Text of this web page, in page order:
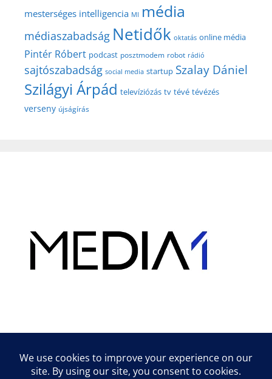
mesterséges intelligencia MI média
médiaszabadság Netidők oktatás online média
Pintér Róbert podcast posztmodem robot rádió
sajtószabadság social media startup Szalay Dániel
Szilágyi Árpád televíziózás tv tévé tévézés
verseny újságírás